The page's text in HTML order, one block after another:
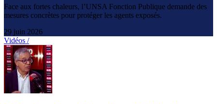
Face aux fortes chaleurs, l’UNSA Fonction Publique demande des
mesures concrètes pour protéger les agents exposés.
29 juin 2026
Vidéos /